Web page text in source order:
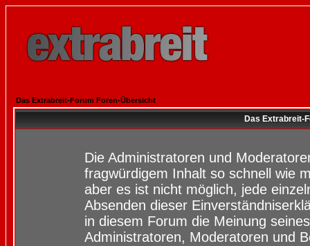
Das Extrabreit-Forum Foren-Übersicht
Das Extrabreit-
Die Administratoren und
fragwürdigem Inhalt so schnell wie
aber es ist nicht möglich, jede
Absenden dieser
in diesem Forum die Meinung
Administratoren, Moderatoren und